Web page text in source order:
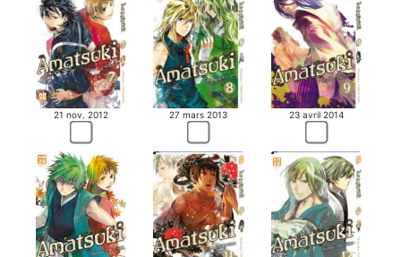
21 nov. 2012 27 mars 2013 23 avril 2014